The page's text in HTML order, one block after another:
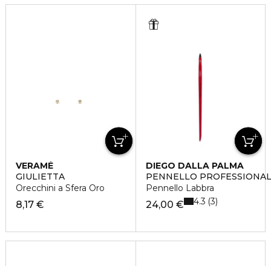
VERAMÉ
GIULIETTA
Orecchini a Sfera Oro
8,17 €
DIEGO DALLA PALMA
PENNELLO
Pennello Labbra
24,00 € 4.3 3